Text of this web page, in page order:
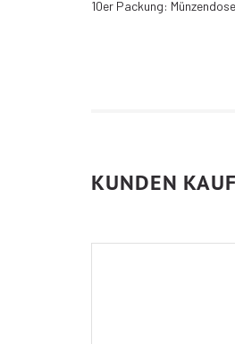
10er Packung:
KUNDEN